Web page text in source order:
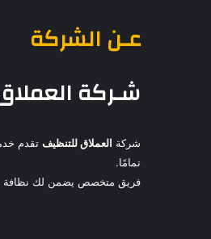
عـن الشركة
شـركة
شركة العملاق للتنظيف تقدم
تمامًا.
فريق متخصص يضمن لك نظافة